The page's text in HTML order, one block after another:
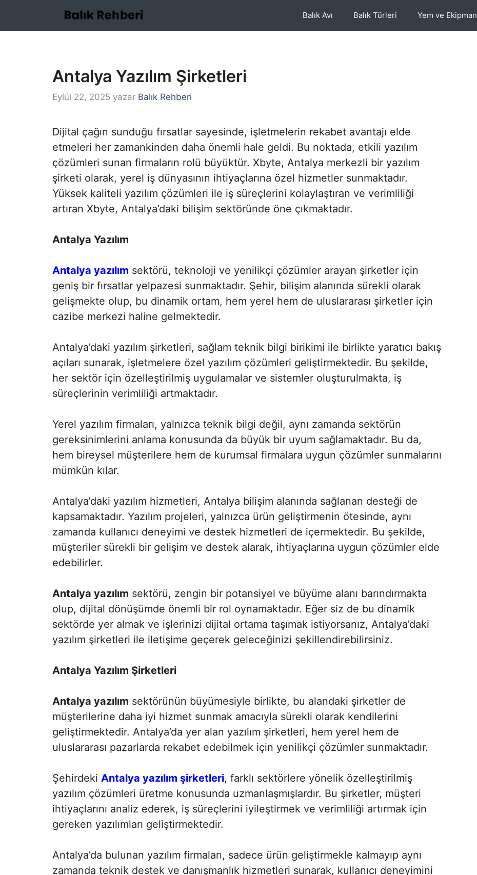
Balık Avı Balık Türleri Yem ve Ekipman
Antalya Yazılım Şirketleri
Eylül 22, 2025 yazar Balık Rehberi
Dijital çağın sunduğu fırsatlar sayesinde, işletmelerin rekabet avantajı elde
etmeleri her zamankinden daha önemli hale geldi. Bu noktada, etkili yazılım
çözümleri sunan firmaların rolü büyüktür. Xbyte, Antalya merkezli bir yazılım
şirketi olarak, yerel iş dünyasının ihtiyaçlarına özel hizmetler sunmaktadır.
Yüksek kaliteli yazılım çözümleri ile iş süreçlerini kolaylaştıran ve verimliliği
artıran Xbyte, Antalya’daki bilişim sektöründe öne çıkmaktadır.
Antalya Yazılım
Antalya yazılım sektörü, teknoloji ve yenilikçi çözümler arayan şirketler için
geniş bir fırsatlar yelpazesi sunmaktadır. Şehir, bilişim alanında sürekli olarak
gelişmekte olup, bu dinamik ortam, hem yerel hem de uluslararası şirketler için
cazibe merkezi haline gelmektedir.
Antalya’daki yazılım şirketleri, sağlam teknik bilgi birikimi ile birlikte yaratıcı bakış
açıları sunarak, işletmelere özel yazılım çözümleri geliştirmektedir. Bu şekilde,
her sektör için özelleştirilmiş uygulamalar ve sistemler oluşturulmakta, iş
süreçlerinin verimliliği artmaktadır.
Yerel yazılım firmaları, yalnızca teknik bilgi değil, aynı zamanda sektörün
gereksinimlerini anlama konusunda da büyük bir uyum sağlamaktadır. Bu da,
hem bireysel müşterilere hem de kurumsal firmalara uygun çözümler sunmalarını
mümkün kılar.
Antalya’daki yazılım hizmetleri, Antalya bilişim alanında sağlanan desteği de
kapsamaktadır. Yazılım projeleri, yalnızca ürün geliştirmenin ötesinde, aynı
zamanda kullanıcı deneyimi ve destek hizmetleri de içermektedir. Bu şekilde,
müşteriler sürekli bir gelişim ve destek alarak, ihtiyaçlarına uygun çözümler elde
edebilirler.
Antalya yazılım sektörü, zengin bir potansiyel ve büyüme alanı barındırmakta
olup, dijital dönüşümde önemli bir rol oynamaktadır. Eğer siz de bu dinamik
sektörde yer almak ve işlerinizi dijital ortama taşımak istiyorsanız, Antalya’daki
yazılım şirketleri ile iletişime geçerek geleceğinizi şekillendirebilirsiniz.
Antalya Yazılım Şirketleri
Antalya yazılım sektörünün büyümesiyle birlikte, bu alandaki şirketler de
müşterilerine daha iyi hizmet sunmak amacıyla sürekli olarak kendilerini
geliştirmektedir. Antalya’da yer alan yazılım şirketleri, hem yerel hem de
uluslararası pazarlarda rekabet edebilmek için yenilikçi çözümler sunmaktadır.
Şehirdeki Antalya yazılım şirketleri, farklı sektörlere yönelik özelleştirilmiş
yazılım çözümleri üretme konusunda uzmanlaşmışlardır. Bu şirketler, müşteri
ihtiyaçlarını analiz ederek, iş süreçlerini iyileştirmek ve verimliliği artırmak için
gereken yazılımları geliştirmektedir.
Antalya’da bulunan yazılım firmaları, sadece ürün geliştirmekle kalmayıp aynı
zamanda teknik destek ve danışmanlık hizmetleri sunarak, kullanıcı deneyimini